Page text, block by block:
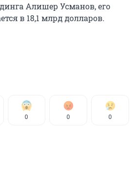
Алишер Усманов, его
в 18,1 млрд долларов.
0 0 0